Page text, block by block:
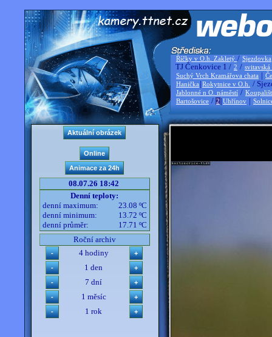
Říčky v O.h. Zakletý / Sjezdovka
TJ Čenkovice 1 / 2 / svitavská
Suchý Vrch Kramářova chata |
Hanička |Rokytnice v O.h. /
Jablonné n O. náměstí /
Bartošovice / 2 |Uhřínov |
08.07.26 18:42
Denní teploty:
denní maximum:
23.08 ºC
denní minimum:
13.72 ºC
denní průměr:
17.71 ºC
Roční archiv
4 hodiny
1 den
7 dní
1 měsíc
1 rok